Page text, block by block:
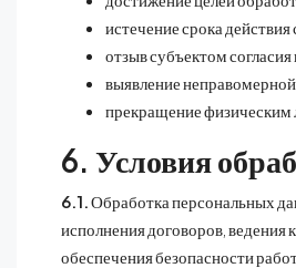
истечение срока
отзыв субъектом
выявление
прекращение физическим
6. Условия
6.1.Обработка персональных
исполнения договоров, ведения
обеспечения безопасности